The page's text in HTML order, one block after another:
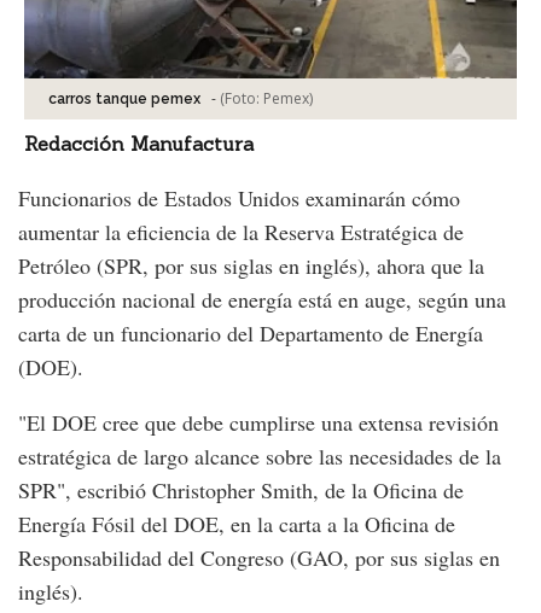
carros tanque pemex - (Foto: Pemex)
Redacción Manufactura
Funcionarios de Estados Unidos examinarán cómo
aumentar la eficiencia de la Reserva Estratégica de
Petróleo (SPR, por sus siglas en inglés), ahora que la
producción nacional de energía está en auge, según una
carta de un funcionario del Departamento de Energía
(DOE).
"El DOE cree que debe cumplirse una extensa revisión
estratégica de largo alcance sobre las necesidades de la
SPR", escribió Christopher Smith, de la Oficina de
Energía Fósil del DOE, en la carta a la Oficina de
Responsabilidad del Congreso (GAO, por sus siglas en
inglés).